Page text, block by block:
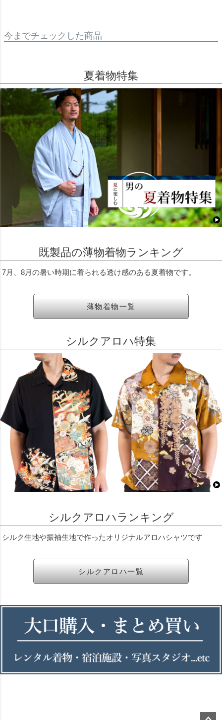
今までチェックした商品
夏着物特集
既製品の薄物着物ランキング
7月、8月の暑い時期に着られる透け感のある夏着物です。
薄物着物一覧
シルクアロハ特集
シルクアロハランキング
シルク生地や振袖生地で作ったオリジナルアロハシャツです
シルクアロハ一覧